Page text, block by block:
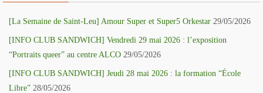
[La Semaine de Saint-Leu] Amour Super et Super5 Orkestar 29/05/2026
[INFO CLUB SANDWICH] Vendredi 29 mai 2026 : l’exposition
“Portraits queer” au centre ALCO 29/05/2026
[INFO CLUB SANDWICH] Jeudi 28 mai 2026 : la formation “École
Libre” 28/05/2026